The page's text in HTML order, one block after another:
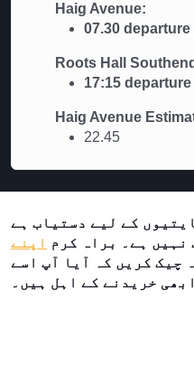
Haig Avenue:
07.30 departure
Roots Hall
17:15
Haig Avenue
22.45
کے لیے دستیاب ہے
نہیں ہے۔ براہ کرم اپنے
چیک کریں کہ آیا آپ اسے
ابھی خریدنے کے اہل ہیں۔